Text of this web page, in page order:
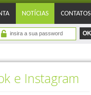
NOTÍCIAS CONTATOS
e Instagram